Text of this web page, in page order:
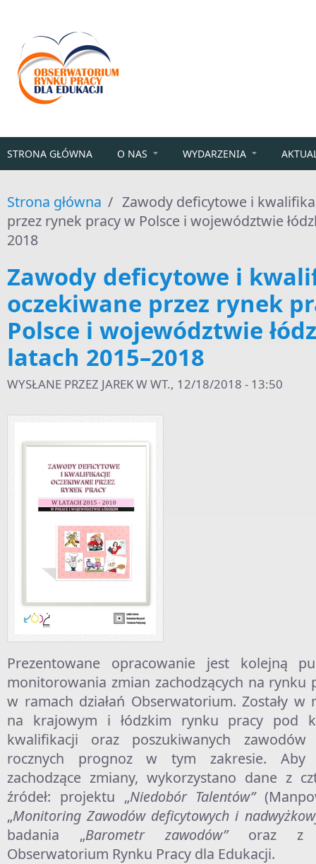
STRONA GŁÓWNA O NAS WYDARZENIA
Strona główna / Zawody deficytowe i
przez rynek pracy w Polsce i województwie
2018
Zawody deficytowe i
oczekiwane przez rynek
Polsce i województwie
latach 2015–2018
WYSŁANE PRZEZ JAREKW WT., 12/18/2018 - 13:50
Prezentowane opracowanie jest kolejną
monitorowania zmian zachodzących na rynku
w ramach działań Obserwatorium. Zostały
na krajowym i łódzkim rynku pracy pod
kwalifikacji oraz poszukiwanych
rocznych prognoz w tym zakresie. Aby
zachodzące zmiany, wykorzystano dane z
źródeł: projektu „Niedobór Talentów”
„Monitoring Zawodów deficytowych i
badania „Barometr zawodów” oraz z
Obserwatorium Rynku Pracy dla Edukacji.